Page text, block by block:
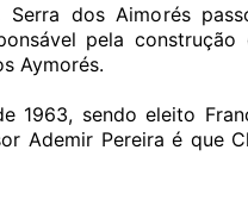
Serra dos Aimorés
pela
Aymorés.
1963, sendo eleito
Ademir Pereira é que